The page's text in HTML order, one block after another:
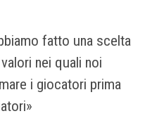
fatto una scelta
nei quali noi
i giocatori prima